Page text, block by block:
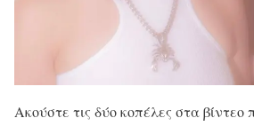
Ακούστε τις δύο κοπέλες στα